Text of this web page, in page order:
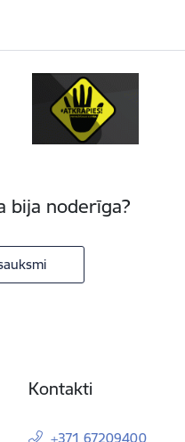
bija noderīga?
Kontakti
+371 67209400